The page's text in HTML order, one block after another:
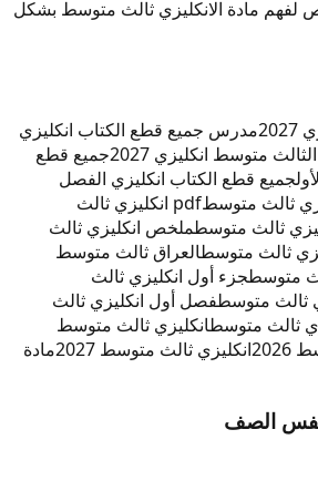
لفهم مادة الانكليزي ثالث متوسط بشكل
مدرس جميع قطع الكتاب انكليزي
متوسط انكليزي 2027
جميع قطع
جميع قطع الكتاب انكليزي الفصل
ثالث متوسط
pdf انكليزي ثالث
ثالث متوسطملخص انكليزي ثالث
العراق ثالث متوسط
متوسطجزء أول انكليزي ثالث
ثالث متوسطفصل أول انكليزي ثالث
ثالث متوسطانكليزي ثالث متوسط
انكليزي ثالث متوسط 2027
مادة
الصف